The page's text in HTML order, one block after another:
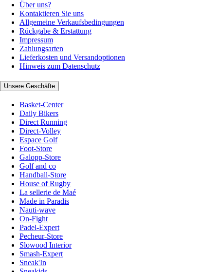
Über uns?
Kontaktieren Sie uns
Allgemeine Verkaufsbedingungen
Rückgabe & Erstattung
Impressum
Zahlungsarten
Lieferkosten und Versandoptionen
Hinweis zum Datenschutz
Unsere Geschäfte
Basket-Center
Daily Bikers
Direct Running
Direct-Volley
Espace Golf
Foot-Store
Galopp-Store
Golf and co
Handball-Store
House of Rugby
La sellerie de Maé
Made in Paradis
Nauti-wave
On-Fight
Padel-Expert
Pecheur-Store
Slowood Interior
Smash-Expert
Sneak'In